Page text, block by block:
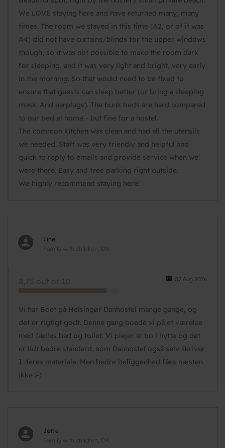
We LOVE staying here and have returned many, many
times. The room we stayed in this time (A2, or of it was
A4) did not have curtains/blinds for the upper windows
though, so it was not possible to make the room dark
for sleeping, and it was very light and bright, very early
in the morning. So that would need to be fixed to
ensure that guests can sleep better (or bring a sleeping
mask. And earplugs). The bunk beds are hard compared
to our bed at home - but fine for a hostel.
The common kitchen was clean and had all the utensils
we needed. Staff was very friendly and helpful and
quick to reply to emails and provide service when we
were there. Easy and free parking right outside.
We highly recommend staying here!
Line
Family with children, DK
02.Aug.2026
8,75 out of 10
Vi har Boet på Helsingør Danhostel mange gange, og
det er rigtigt godt. Denne gang boede vi på et værelse
med fælles bad og toilet. Vi plejer at bo i hytte og det
er lidt bedre standard, som Danhostel også selv skriver
I deres materiale. Men bedre beliggenhed fåes næsten
ikke :-)
Jette
Family with children, DK